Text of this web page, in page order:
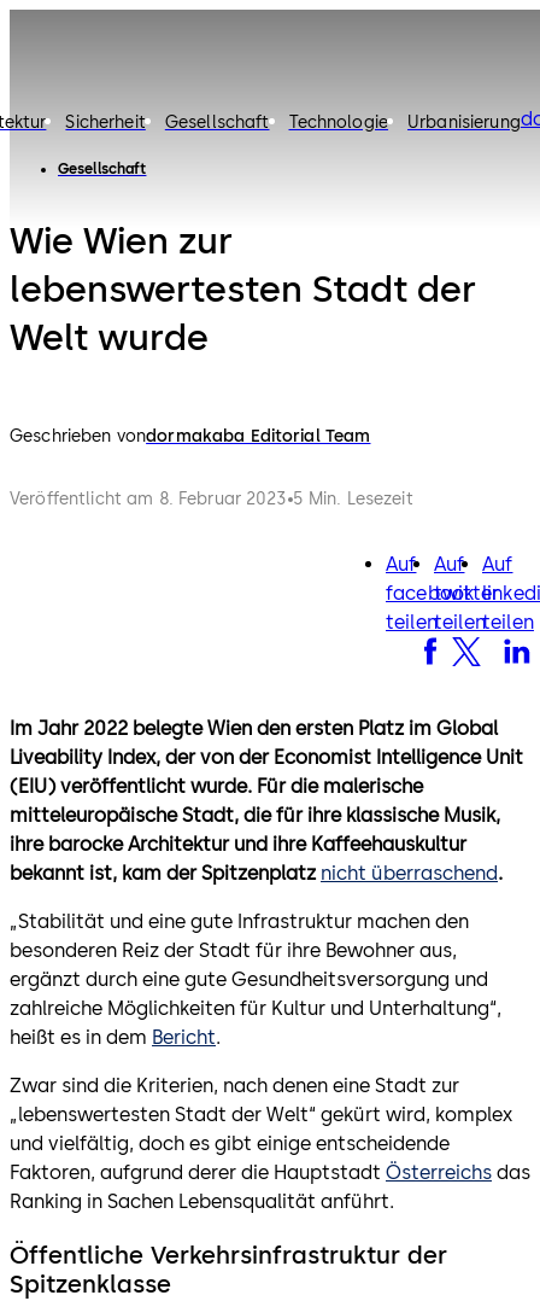
Sicherheit Gesellschaft Technologie Urbanisierung
Gesellschaft
Wie Wien zur
lebenswertesten Stadt der
Welt wurde
Geschrieben vondormakaba Editorial Team
Veröffentlicht am 8. Februar 2023 5 Min. Lesezeit
Auf
facebook
teilen
facebook
Auf
twitter
teilen
twitter
Auf
teilen
Im Jahr 2022 belegte Wien den ersten Platz im Global
Liveability Index, der von der Economist Intelligence Unit
(EIU) veröffentlicht wurde. Für die malerische
mitteleuropäische Stadt, die für ihre klassische Musik,
ihre barocke Architektur und ihre Kaffeehauskultur
bekannt ist, kam der Spitzenplatz nicht überraschend.
„Stabilität und eine gute Infrastruktur machen den
besonderen Reiz der Stadt für ihre Bewohner aus,
ergänzt durch eine gute Gesundheitsversorgung und
zahlreiche Möglichkeiten für Kultur und Unterhaltung“,
heißt es in dem Bericht.
Zwar sind die Kriterien, nach denen eine Stadt zur
„lebenswertesten Stadt der Welt“ gekürt wird, komplex
und vielfältig, doch es gibt einige entscheidende
Faktoren, aufgrund derer die Hauptstadt Österreichs das
Ranking in Sachen Lebensqualität anführt.
Öffentliche Verkehrsinfrastruktur der
Spitzenklasse